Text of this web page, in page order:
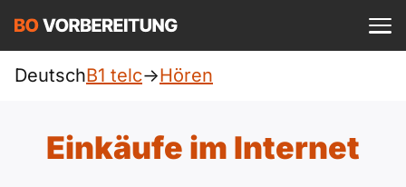
telc
Allgemein
Deutsch
Einloggen
DeutschB1 telc->Hören
Einkäufe im Internet